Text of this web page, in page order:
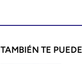
TAMBIÉN TE